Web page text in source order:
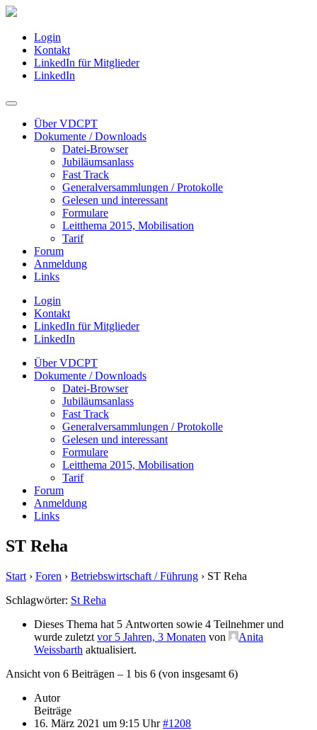
Login
Kontakt
LinkedIn für Mitglieder
LinkedIn
Über VDCPT
Dokumente / Downloads
Datei-Browser
Jubiläumsanlass
Fast Track
Generalversammlungen / Protokolle
Gelesen und interessant
Formulare
Leitthema 2015, Mobilisation
Tarif
Forum
Anmeldung
Links
Login
Kontakt
LinkedIn für Mitglieder
LinkedIn
Über VDCPT
Dokumente / Downloads
Datei-Browser
Jubiläumsanlass
Fast Track
Generalversammlungen / Protokolle
Gelesen und interessant
Formulare
Leitthema 2015, Mobilisation
Tarif
Forum
Anmeldung
Links
ST Reha
Start › Foren › Betriebswirtschaft / Führung › ST Reha
Schlagwörter: St Reha
Dieses Thema hat 5 Antworten sowie 4 Teilnehmer und
wurde zuletzt vor 5 Jahren, 3 Monaten von
Anita
Weissbarth aktualisiert.
Ansicht von 6 Beiträgen – 1 bis 6 (von insgesamt 6)
Autor
Beiträge
16. März 2021 um 9:15 Uhr #1208